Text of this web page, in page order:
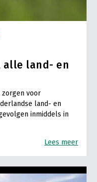
alle land- en
zorgen voor
land- en
inmiddels in
Lees meer